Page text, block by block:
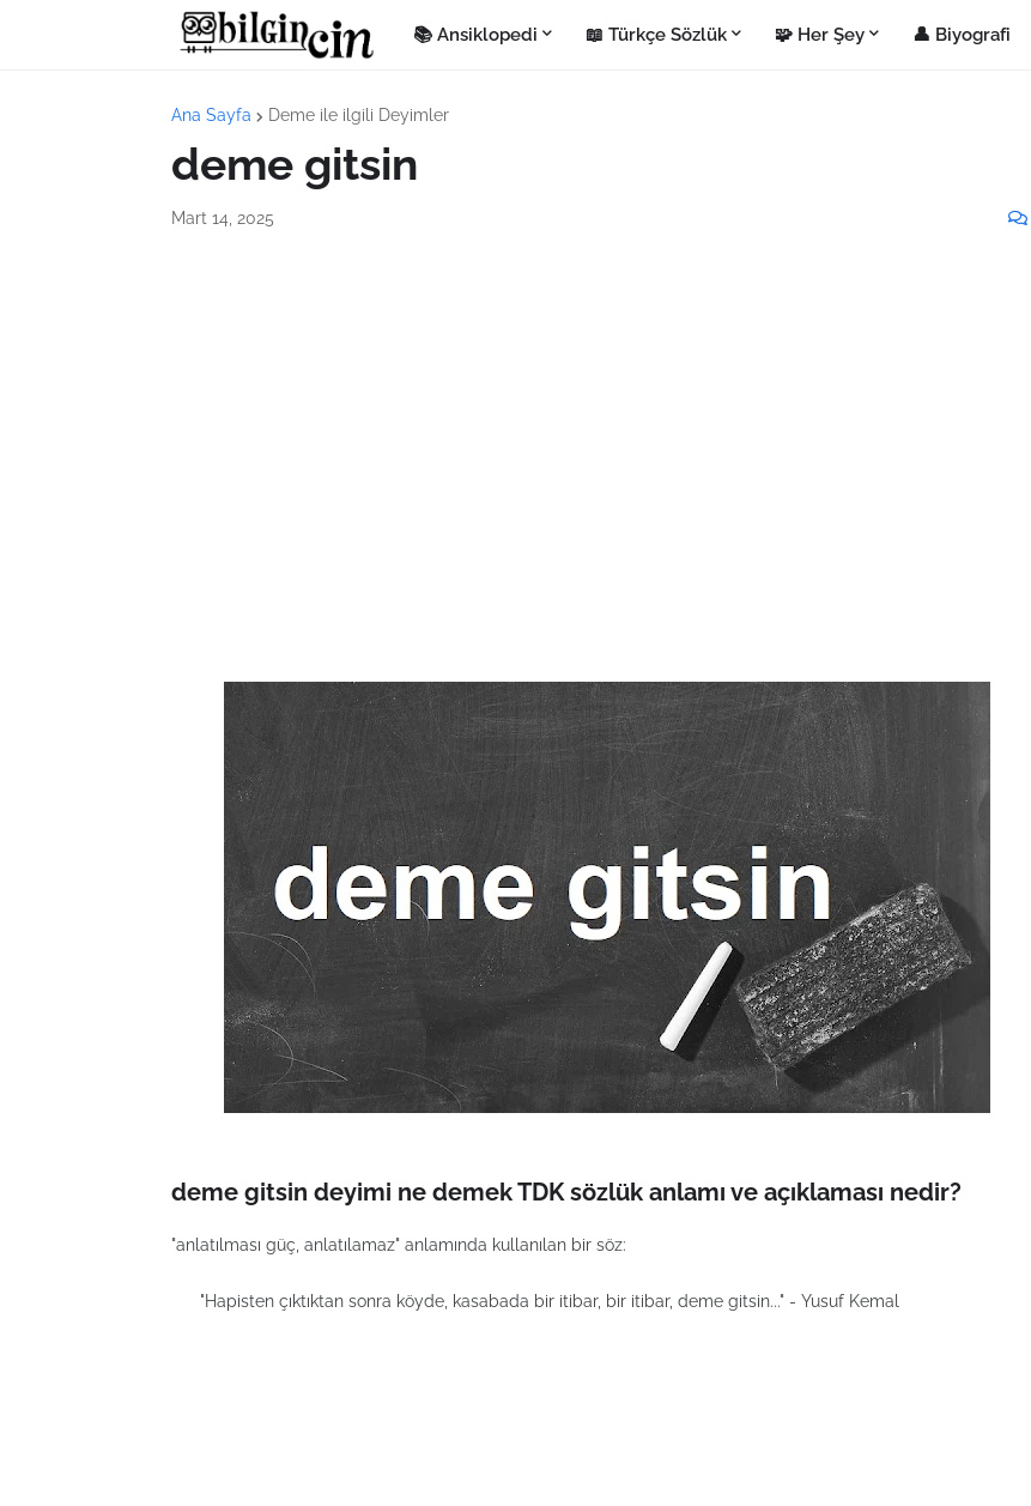
📚 Ansiklopedi 📖 Türkçe Sözlük 🧩 Her Şey 👤 Biyografi
Ana Sayfa Deme ile ilgili Deyimler
deme gitsin
Mart 14, 2025
deme gitsin deyimi ne demek TDK sözlük anlamı ve açıklaması nedir?
"anlatılması güç, anlatılamaz" anlamında kullanılan bir söz:
"Hapisten çıktıktan sonra köyde, kasabada bir itibar, bir itibar, deme gitsin..." - Yusuf Kemal